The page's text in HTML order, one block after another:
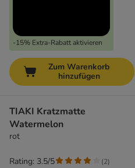
-15% Extra-Rabatt aktivieren
Zum Warenkorb
hinzufügen
TIAKI Kratzmatte
Watermelon
rot
Rating: 3.5/5 (2)